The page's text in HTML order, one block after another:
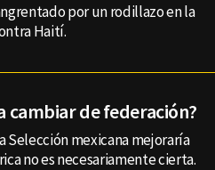
por un rodillazo en la
Haití.
cambiar de federación?
Selección mexicana mejoraría
no es necesariamente cierta.